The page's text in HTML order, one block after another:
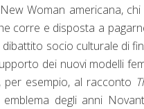
Woman americana,
corre e disposta a
dibattito socio culturale di
dei nuovi modelli
esempio, al racconto
degli anni